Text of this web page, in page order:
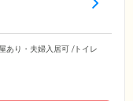
あり・夫婦入居可 /トイレ